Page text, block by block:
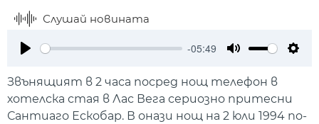
Слушай новината
-05:49
Звънящият в 2 часа посред нощ телефон в
хотелска стая в Лас Вега сериозно притесни
Сантиаго Ескобар. В онази нощ на 2 юли 1994 по-